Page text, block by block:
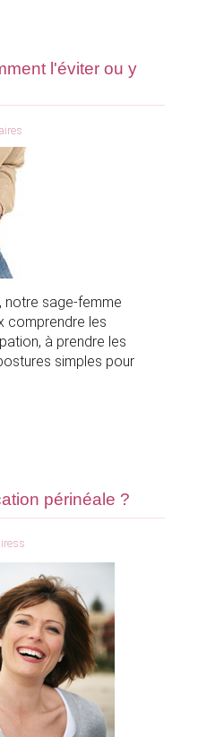
l'éviter ou y
notre sage-femme
comprendre les
à prendre les
simples pour
périnéale ?